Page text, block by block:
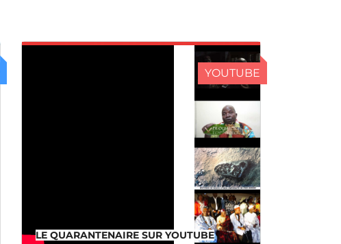
YOUTUBE
LE QUARANTENAIRE SUR
LE QUARANTENAIRE SUR YOUTUBE